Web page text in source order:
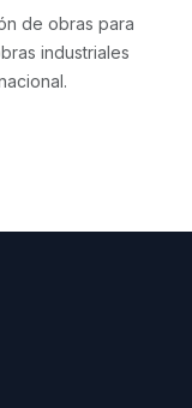
de obras para
industriales